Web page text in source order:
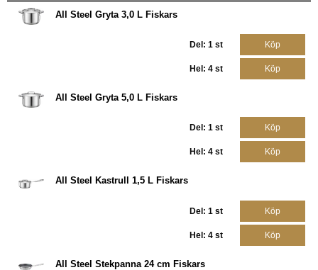
All Steel Gryta 3,0 L Fiskars
Del: 1 st Köp
Hel: 4 st Köp
All Steel Gryta 5,0 L Fiskars
Del: 1 st Köp
Hel: 4 st Köp
All Steel Kastrull 1,5 L Fiskars
Del: 1 st Köp
Hel: 4 st Köp
All Steel Stekpanna 24 cm Fiskars